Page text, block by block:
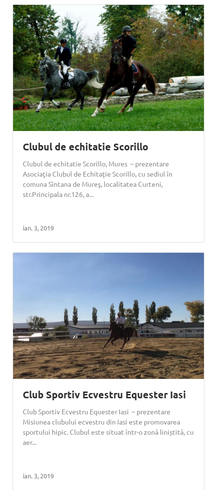
Clubul de echitatie Scorillo
Clubul de echitatie Scorillo, Mures – prezentare
Asociaţia Clubul de Echitaţie Scorillo, cu sediul în
comuna Sîntana de Mureş, localitatea Curteni,
str.Principala nr.126, a...
ian. 3, 2019
Club Sportiv Ecvestru Equester Iasi
Club Sportiv Ecvestru Equester Iasi – prezentare
Misiunea clubului ecvestru din Iasi este promovarea
sportului hipic. Clubul este situat într-o zonă liniștită, cu
aer...
ian. 3, 2019